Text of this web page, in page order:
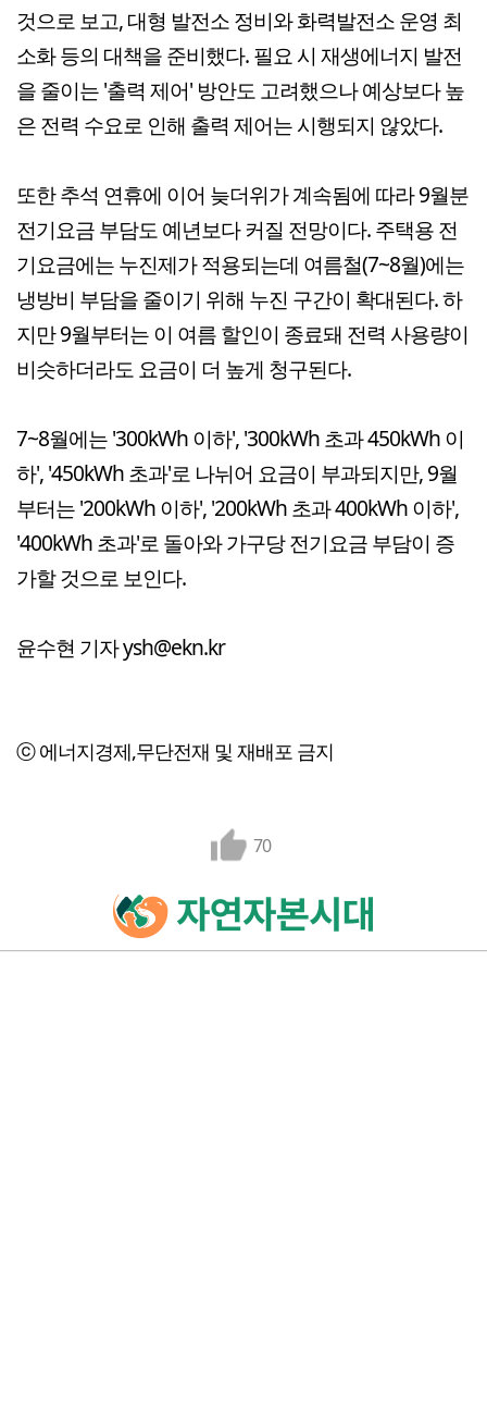
것으로 보고, 대형 발전소 정비와 화력발전소 운영 최
소화 등의 대책을 준비했다. 필요 시 재생에너지 발전
을 줄이는 '출력 제어' 방안도 고려했으나 예상보다 높
은 전력 수요로 인해 출력 제어는 시행되지 않았다.
또한 추석 연휴에 이어 늦더위가 계속됨에 따라 9월분
전기요금 부담도 예년보다 커질 전망이다. 주택용 전
기요금에는 누진제가 적용되는데 여름철(7~8월)에는
냉방비 부담을 줄이기 위해 누진 구간이 확대된다. 하
지만 9월부터는 이 여름 할인이 종료돼 전력 사용량이
비슷하더라도 요금이 더 높게 청구된다.
7~8월에는 '300kWh 이하', '300kWh 초과 450kWh 이
하', '450kWh 초과'로 나뉘어 요금이 부과되지만, 9월
부터는 '200kWh 이하', '200kWh 초과 400kWh 이하',
'400kWh 초과'로 돌아와 가구당 전기요금 부담이 증
가할 것으로 보인다.
윤수현 기자 ysh@ekn.kr
ⓒ 에너지경제,무단전재 및 재배포 금지
70